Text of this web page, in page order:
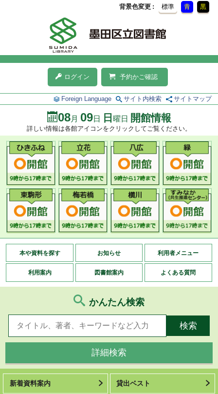
背景色変更 標準 青 黒
ログイン 予約かご確認
Foreign Language サイト内検索 サイトマップ
08月 09日 日 曜日 開館情報
詳しい情報は各館アイコンをクリックしてご覧ください。
本や資料を探す お知らせ 利用者メニュー
利用案内 図書館案内 よくある質問
かんたん検索
詳細検索
新着資料案内 貸出ベスト